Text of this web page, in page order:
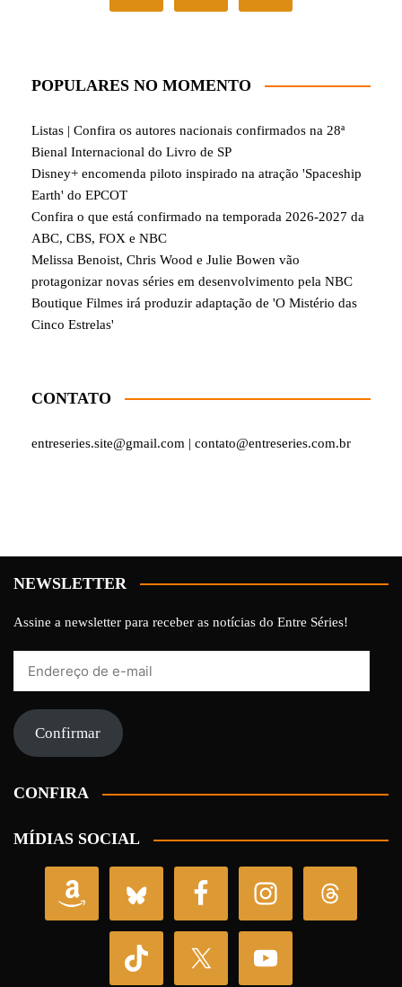
POPULARES NO MOMENTO
Listas | Confira os autores nacionais confirmados na 28ª
Bienal Internacional do Livro de SP
Disney+ encomenda piloto inspirado na atração 'Spaceship
Earth' do EPCOT
Confira o que está confirmado na temporada 2026-2027 da
ABC, CBS, FOX e NBC
Melissa Benoist, Chris Wood e Julie Bowen vão
protagonizar novas séries em desenvolvimento pela NBC
Boutique Filmes irá produzir adaptação de 'O Mistério das
Cinco Estrelas'
CONTATO
entreseries.site@gmail.com | contato@entreseries.com.br
NEWSLETTER
Assine a newsletter para receber as notícias do Entre Séries!
mail Confirmar
CONFIRA
MÍDIAS SOCIAL